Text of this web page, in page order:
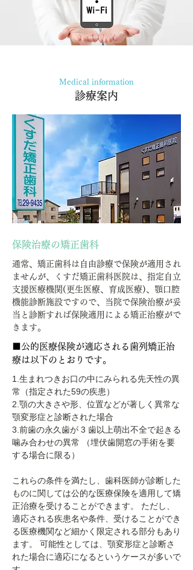
Medical information
診療案内
保険治療の矯正歯科
通常、矯正歯科は自由診療で保険が適用され
ませんが、くすだ矯正歯科医院は、指定自立
支援医療機関(更生医療、育成医療)、顎口腔
機能診断施設ですので、当院で保険治療が妥
当と診断すれば保険適用による矯正治療がで
きます。
■公的医療保険が適応される歯列矯正治
療は以下のとおりです。
1.生まれつきお口の中にみられる先天性の異
常（指定された59の疾患）
2.顎の大きさや形、位置などが著しく異常な
顎変形症と診断された場合
3.前歯の永久歯が 3 歯以上萌出不全で起きる
噛み合わせの異常 （埋伏歯開窓の手術を要
する場合に限る）
これらの条件を満たし、歯科医師が診断した
ものに関しては公的な医療保険を適用して矯
正治療を受けることができます。 ただし、
適応される疾患名や条件、受けることができ
る医療機関など細かく限定される部分もあり
ます。 可能性としては、顎変形症と診断さ
れた場合に適応になるというケースが多いで